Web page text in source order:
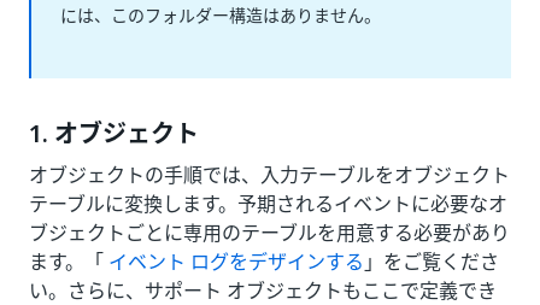
には、このフォルダー構造はありません。
1. オブジェクト
オブジェクトの手順では、入力テーブルをオブジェクト
テーブルに変換します。予期されるイベントに必要なオ
ブジェクトごとに専用のテーブルを用意する必要があり
ます。「 イベント ログをデザインする 」をご覧くださ
い。さらに、サポート オブジェクトもここで定義でき